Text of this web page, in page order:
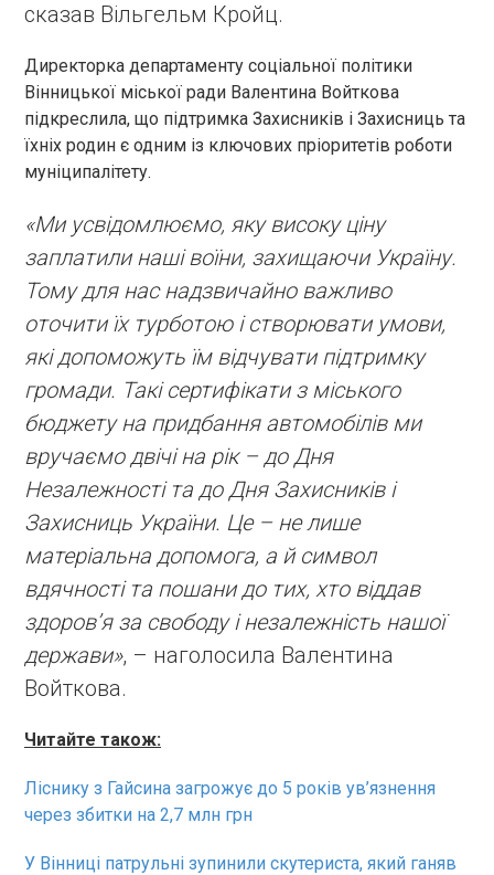
сказав Вільгельм Кройц.
Директорка департаменту соціальної політики
Вінницької міської ради Валентина Войткова
підкреслила, що підтримка Захисників і Захисниць та
їхніх родин є одним із ключових пріоритетів роботи
муніципалітету.
«Ми усвідомлюємо, яку високу ціну
заплатили наші воїни, захищаючи Україну.
Тому для нас надзвичайно важливо
оточити їх турботою і створювати умови,
які допоможуть їм відчувати підтримку
громади. Такі сертифікати з міського
бюджету на придбання автомобілів ми
вручаємо двічі на рік – до Дня
Незалежності та до Дня Захисників і
Захисниць України. Це – не лише
матеріальна допомога, а й символ
вдячності та пошани до тих, хто віддав
здоров’я за свободу і незалежність нашої
держави», – наголосила Валентина
Войткова.
Читайте також:
Ліснику з Гайсина загрожує до 5 років ув’язнення
через збитки на 2,7 млн грн
У Вінниці патрульні зупинили скутериста, який ганяв